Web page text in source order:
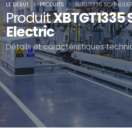
Produit
Electric
Détails et caractéristiques
LE DÉBUT PRODUITS XBTGT1335